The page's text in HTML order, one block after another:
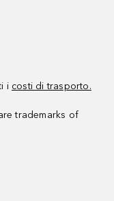
i costi di trasporto.
trademarks of